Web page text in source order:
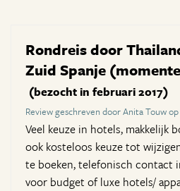
Rondreis door
Zuid Spanje
(bezocht in februari 2017)
Review geschreven door Anita Touw
Veel keuze in hotels, makkelijk
ook kosteloos keuze tot
te boeken, telefonisch contact
voor budget of luxe hotels/